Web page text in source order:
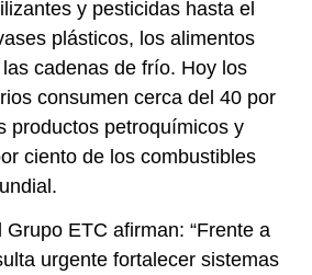
y pesticidas hasta el
plásticos, los alimentos
cadenas de frío. Hoy los
consumen cerca del 40 por
productos petroquímicos y
ciento de los combustibles
ETC afirman: “Frente a
urgente fortalecer sistemas